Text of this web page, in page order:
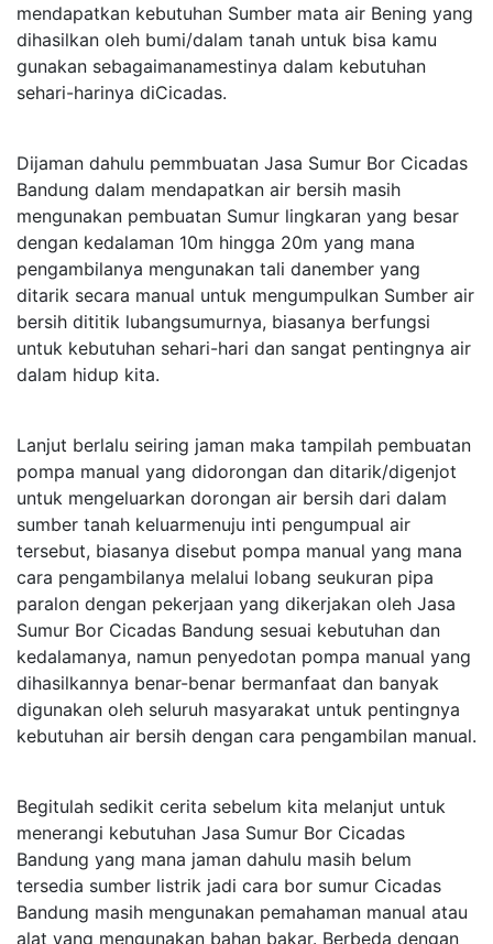
mendapatkan kebutuhan Sumber mata air Bening yang
dihasilkan oleh bumi/dalam tanah untuk bisa kamu
gunakan sebagaimanamestinya dalam kebutuhan
sehari-harinya diCicadas.
Dijaman dahulu pemmbuatan Jasa Sumur Bor Cicadas
Bandung dalam mendapatkan air bersih masih
mengunakan pembuatan Sumur lingkaran yang besar
dengan kedalaman 10m hingga 20m yang mana
pengambilanya mengunakan tali danember yang
ditarik secara manual untuk mengumpulkan Sumber air
bersih dititik lubangsumurnya, biasanya berfungsi
untuk kebutuhan sehari-hari dan sangat pentingnya air
dalam hidup kita.
Lanjut berlalu seiring jaman maka tampilah pembuatan
pompa manual yang didorongan dan ditarik/digenjot
untuk mengeluarkan dorongan air bersih dari dalam
sumber tanah keluarmenuju inti pengumpual air
tersebut, biasanya disebut pompa manual yang mana
cara pengambilanya melalui lobang seukuran pipa
paralon dengan pekerjaan yang dikerjakan oleh Jasa
Sumur Bor Cicadas Bandung sesuai kebutuhan dan
kedalamanya, namun penyedotan pompa manual yang
dihasilkannya benar-benar bermanfaat dan banyak
digunakan oleh seluruh masyarakat untuk pentingnya
kebutuhan air bersih dengan cara pengambilan manual.
Begitulah sedikit cerita sebelum kita melanjut untuk
menerangi kebutuhan Jasa Sumur Bor Cicadas
Bandung yang mana jaman dahulu masih belum
tersedia sumber listrik jadi cara bor sumur Cicadas
Bandung masih mengunakan pemahaman manual atau
alat yang mengunakan bahan bakar. Berbeda dengan